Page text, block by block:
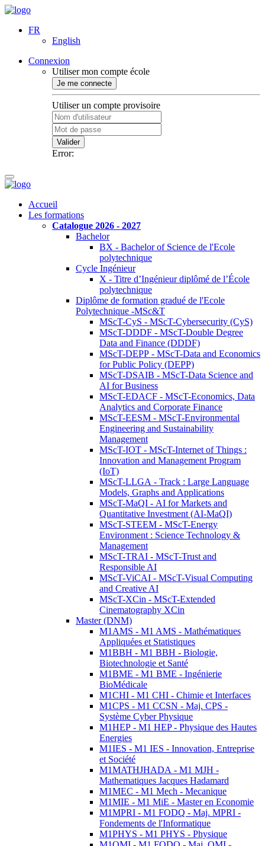
FR
English
Connexion
Utiliser mon compte école
Je me connecte
Utiliser un compte provisoire
Valider
Error:
Accueil
Les formations
Catalogue 2026 - 2027
Bachelor
BX - Bachelor of Science de l'Ecole
polytechnique
Cycle Ingénieur
X - Titre d’Ingénieur diplômé de l’École
polytechnique
Diplôme de formation gradué de l'Ecole
Polytechnique -MSc&T
MScT-CyS - MScT-Cybersecurity (CyS)
MScT-DDDF - MScT-Double Degree
Data and Finance (DDDF)
MScT-DEPP - MScT-Data and Economics
for Public Policy (DEPP)
MScT-DSAIB - MScT-Data Science and
AI for Business
MScT-EDACF - MScT-Economics, Data
Analytics and Corporate Finance
MScT-EESM - MScT-Environmental
Engineering and Sustainability
Management
MScT-IOT - MScT-Internet of Things :
Innovation and Management Program
(IoT)
MScT-LLGA - Track : Large Language
Models, Graphs and Applications
MScT-MaQI - AI for Markets and
Quantitative Investment (AI-MaQI)
MScT-STEEM - MScT-Energy
Environment : Science Technology &
Management
MScT-TRAI - MScT-Trust and
Responsible AI
MScT-ViCAI - MScT-Visual Computing
and Creative AI
MScT-XCin - MScT-Extended
Cinematography XCin
Master (DNM)
M1AMS - M1 AMS - Mathématiques
Appliquées et Statistiques
M1BBH - M1 BBH - Biologie,
Biotechnologie et Santé
M1BME - M1 BME - Ingénierie
BioMédicale
M1CHI - M1 CHI - Chimie et Interfaces
M1CPS - M1 CCSN - Maj. CPS -
Système Cyber Physique
M1HEP - M1 HEP - Physique des Hautes
Energies
M1IES - M1 IES - Innovation, Entreprise
et Société
M1MATHJHADA - M1 MJH -
Mathematiques Jacques Hadamard
M1MEC - M1 Mech - Mecanique
M1MIE - M1 MiE - Master en Economie
M1MPRI - M1 FODQ - Maj. MPRI -
Fondements de l'Informatique
M1PHYS - M1 PHYS - Physique